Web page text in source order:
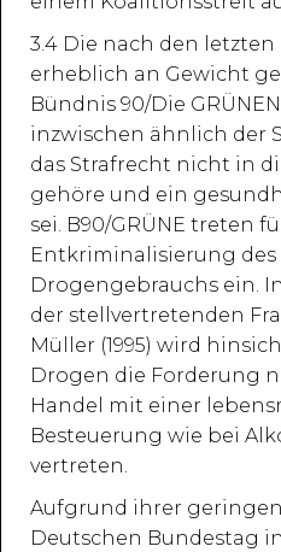
3.4 Die nach den
erheblich an Gewicht
Bündnis 90/Die
inzwischen ähnlich der
das Strafrecht nicht in
gehöre und ein
sei. B90/GRÜNE treten
Entkriminalisierung des
Drogengebrauchs ein.
der stellvertretenden
Müller (1995) wird
Drogen die Forderung
Handel mit einer
Besteuerung wie bei
vertreten.
Aufgrund ihrer geringen
Deutschen Bundestag